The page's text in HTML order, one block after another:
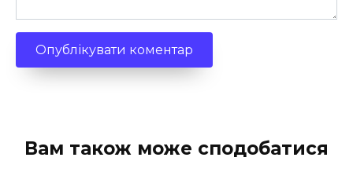
Вам також може сподобатися